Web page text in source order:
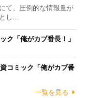
て、圧倒的な情報量が
し…
ク「俺がカブ番長！」
コミック「俺がカブ番
一覧を見る